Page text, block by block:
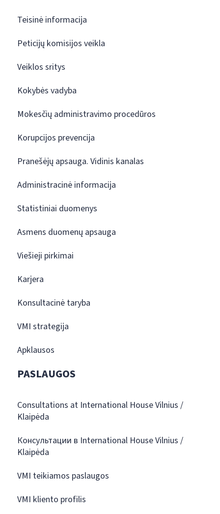
Teisinė informacija
Peticijų komisijos veikla
Veiklos sritys
Kokybės vadyba
Mokesčių administravimo procedūros
Korupcijos prevencija
Pranešėjų apsauga. Vidinis kanalas
Administracinė informacija
Statistiniai duomenys
Asmens duomenų apsauga
Viešieji pirkimai
Karjera
Konsultacinė taryba
VMI strategija
Apklausos
PASLAUGOS
Consultations at International House Vilnius /
Klaipėda
Консультации в International House Vilnius /
Klaipėda
VMI teikiamos paslaugos
VMI kliento profilis